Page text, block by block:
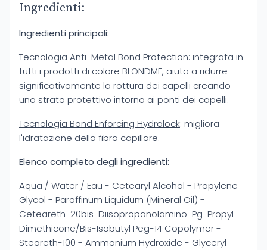
Ingredienti:
Ingredienti principali:
Tecnologia Anti-Metal Bond Protection: integrata in
tutti i prodotti di colore BLONDME, aiuta a ridurre
significativamente la rottura dei capelli creando
uno strato protettivo intorno ai ponti dei capelli.
Tecnologia Bond Enforcing Hydrolock: migliora
l'idratazione della fibra capillare.
Elenco completo degli ingredienti:
Aqua / Water / Eau - Cetearyl Alcohol - Propylene
Glycol - Paraffinum Liquidum (Mineral Oil) -
Ceteareth-20bis-Diisopropanolamino-Pg-Propyl
Dimethicone/Bis-Isobutyl Peg-14 Copolymer -
Steareth-100 - Ammonium Hydroxide - Glyceryl